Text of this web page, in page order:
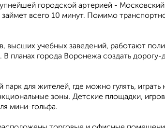
городской артерией -
всего 10 минут. Помимо
высших учебных заведений, работают
планах города Воронежа создать
для жителей, где можно гулять,
зоны. Детские площадки,
мини-гольфа.